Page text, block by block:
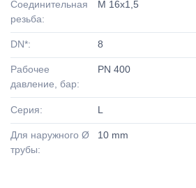
Соединительная
резьба:
M 16x1,5
DN*: 8
Рабочее
давление, бар:
PN 400
Серия: L
Для наружного Ø
трубы:
10 mm